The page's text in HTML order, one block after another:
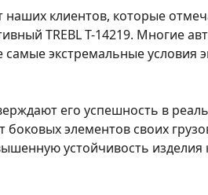
клиентов, которые
TREBL T-14219. Многие
экстремальные условия
его успешность в
элементов своих
устойчивость